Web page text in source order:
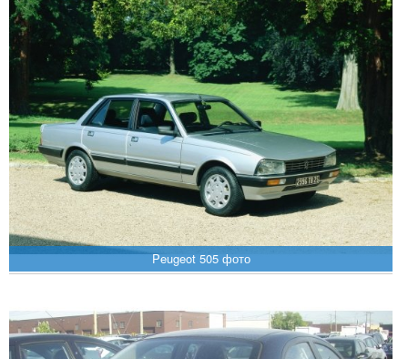
Peugeot 505 фото